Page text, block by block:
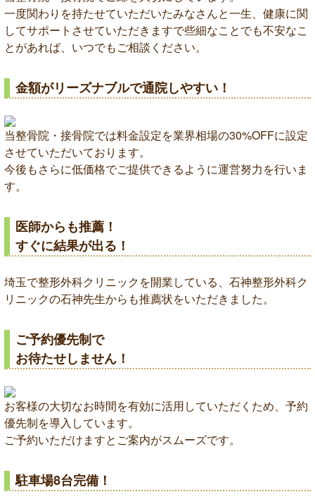
一度関わりを持たせていただいたみなさんと一生、健康に関
してサポートさせていただきますで些細なことでも不安なこ
とがあれば、いつでもご相談ください。
金額がリーズナブルで通院しやすい！
当整骨院・接骨院では料金設定を業界相場の30%OFFに設定
させていただいております。
今後もさらに低価格でご提供できるように運営努力を行いま
す。
医師からも推薦！
すぐに結果が出る！
埼玉で整形外科クリニックを開業している、石神整形外科ク
リニックの石神先生からも推薦状をいただきました。
ご予約優先制で
お待たせしません！
お客様の大切なお時間を有効に活用していただくため、予約
優先制を導入しています。
ご予約いただけますとご案内がスムーズです。
駐車場8台完備！